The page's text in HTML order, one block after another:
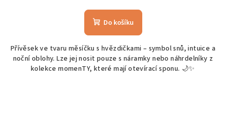
Do košíku
Přívěsek ve tvaru měsíčku s hvězdičkami – symbol snů, intuice a
noční oblohy. Lze jej nosit pouze s náramky nebo náhrdelníky z
kolekce momenTY, které mají otevírací sponu. 🌙✨